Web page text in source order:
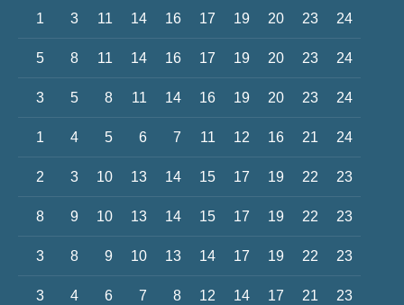
1 3 11 14 16 17 19 20 23 24
5 8 11 14 16 17 19 20 23 24
3 5 8 11 14 16 19 20 23 24
1 4 5 6 7 11 12 16 21 24
2 3 10 13 14 15 17 19 22 23
8 9 10 13 14 15 17 19 22 23
3 8 9 10 13 14 17 19 22 23
3 4 6 7 8 12 14 17 21 23